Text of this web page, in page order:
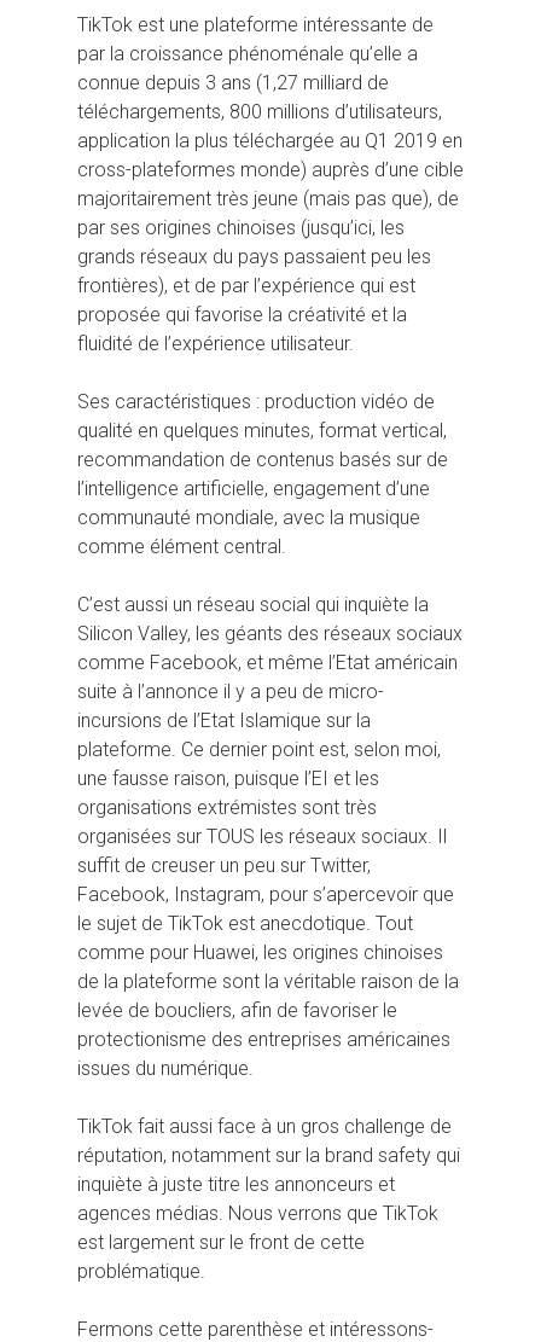
Hit enter to search or ESC to close
TikTok est une plateforme intéressante de
par la croissance phénoménale qu’elle a
connue depuis 3 ans (1,27 milliard de
téléchargements, 800 millions d’utilisateurs,
application la plus téléchargée au Q1 2019 en
cross-plateformes monde) auprès d’une cible
majoritairement très jeune (mais pas que), de
par ses origines chinoises (jusqu’ici, les
grands réseaux du pays passaient peu les
frontières), et de par l’expérience qui est
proposée qui favorise la créativité et la
fluidité de l’expérience utilisateur.
Ses caractéristiques : production vidéo de
qualité en quelques minutes, format vertical,
recommandation de contenus basés sur de
l’intelligence artificielle, engagement d’une
communauté mondiale, avec la musique
comme élément central.
C’est aussi un réseau social qui inquiète la
Silicon Valley, les géants des réseaux sociaux
comme Facebook, et même l’Etat américain
suite à l’annonce il y a peu de micro-
incursions de l’Etat Islamique sur la
plateforme. Ce dernier point est, selon moi,
une fausse raison, puisque l’EI et les
organisations extrémistes sont très
organisées sur TOUS les réseaux sociaux. Il
suffit de creuser un peu sur Twitter,
Facebook, Instagram, pour s’apercevoir que
le sujet de TikTok est anecdotique. Tout
comme pour Huawei, les origines chinoises
de la plateforme sont la véritable raison de la
levée de boucliers, afin de favoriser le
protectionisme des entreprises américaines
issues du numérique.
TikTok fait aussi face à un gros challenge de
réputation, notamment sur la brand safety qui
inquiète à juste titre les annonceurs et
agences médias. Nous verrons que TikTok
est largement sur le front de cette
problématique.
Fermons cette parenthèse et intéressons-